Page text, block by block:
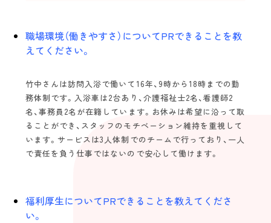
職場環境（働きやすさ）についてPRできることを教
えてください。
竹中さんは訪問入浴で働いて16年、9時から18時までの勤
務体制です。入浴車は2台あり、介護福祉士2名、看護師2
名、事務員2名が在籍しています。お休みは希望に沿って取
ることができ、スタッフのモチベーション維持を重視して
います。サービスは3人体制でのチームで行っており、一人
で責任を負う仕事ではないので安心して働けます。
福利厚生についてPRできることを教えてくださ
い。